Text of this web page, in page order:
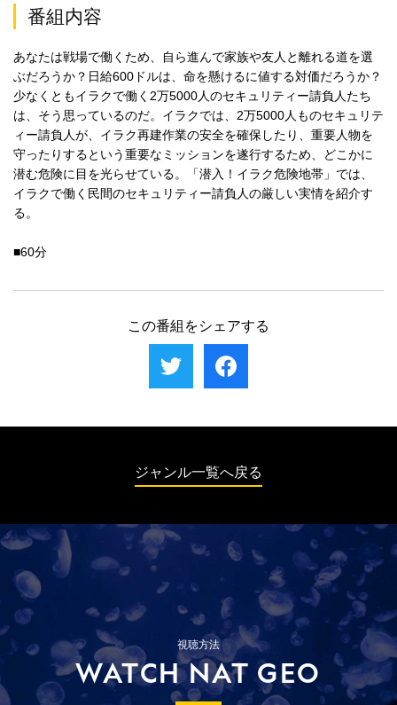
番組内容
あなたは戦場で働くため、自ら進んで家族や友人と離れる道を選
ぶだろうか？日給600ドルは、命を懸けるに値する対価だろうか？
少なくともイラクで働く2万5000人のセキュリティー請負人たち
は、そう思っているのだ。イラクでは、2万5000人ものセキュリテ
ィー請負人が、イラク再建作業の安全を確保したり、重要人物を
守ったりするという重要なミッションを遂行するため、どこかに
潜む危険に目を光らせている。「潜入！イラク危険地帯」では、
イラクで働く民間のセキュリティー請負人の厳しい実情を紹介す
る。
■60分
この番組をシェアする
ジャンル一覧へ戻る
視聴方法
WATCH NAT GEO